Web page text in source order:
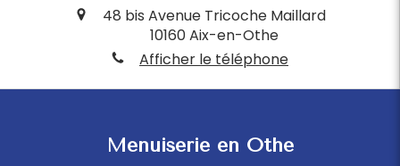
48 bis Avenue Tricoche Maillard
10160Aix-en-Othe
Afficher le téléphone
Menuiserie en Othe